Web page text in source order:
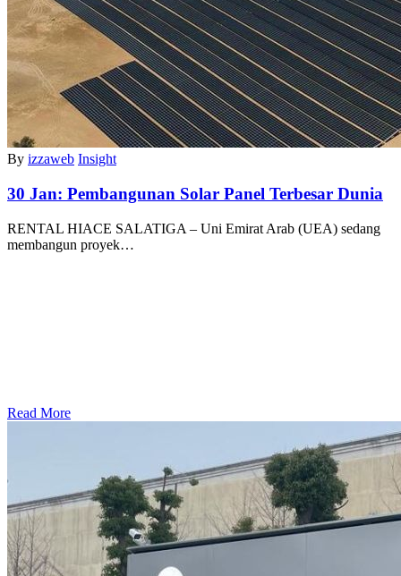
By izzaweb Insight
30 Jan: Pembangunan Solar Panel Terbesar Dunia
RENTAL HIACE SALATIGA – Uni Emirat Arab (UEA) sedang
membangun proyek…
Read More